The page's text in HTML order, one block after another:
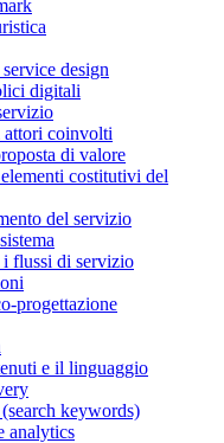
design
digitali
attori coinvolti
di valore
costitutivi del
del servizio
i flussi di servizio
progettazione
e il linguaggio
keywords)
analytics